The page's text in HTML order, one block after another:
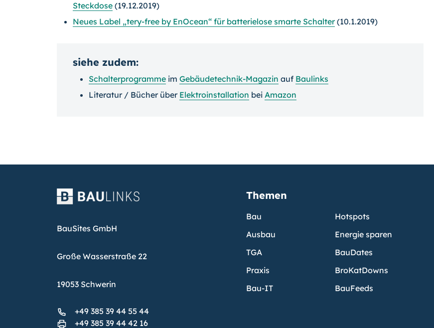
Steckdose (19.12.2019)
Neues Label „tery-free by EnOcean“ für batterielose smarte Schalter(10.1.2019)
siehe zudem:
Schalterprogramme im Gebäudetechnik-Magazin auf Baulinks
Literatur / Bücher über Elektroinstallation bei Amazon
BauSites GmbH
Große Wasserstraße 22
19053 Schwerin
+49 385 39 44 55 44
+49 385 39 44 42 16
Themen
Bau
Ausbau
TGA
Praxis
Bau-IT
Hotspots
Energie sparen
BauDates
BroKatDowns
BauFeeds